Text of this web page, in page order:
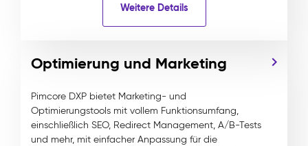
Weitere Details
Optimierung und Marketing
Pimcore DXP bietet Marketing- und
Optimierungstools mit vollem Funktionsumfang,
einschließlich SEO, Redirect Management, A/B-Tests
und mehr, mit einfacher Anpassung für die